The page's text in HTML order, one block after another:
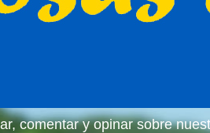
comentar y opinar sobre